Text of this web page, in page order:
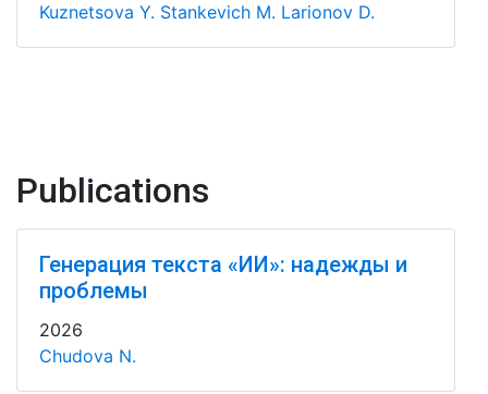
Kuznetsova Y. Stankevich M. Larionov D.
Publications
Генерация текста «ИИ»: надежды и
проблемы
2026
Chudova N.